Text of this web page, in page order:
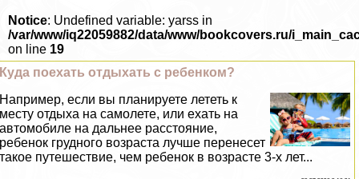
Notice: Undefined variable: yarss in
/var/www/iq22059882/data/www/bookcovers.ru/
on line 19
Куда поехать отдыхать с ребенком?
Например, если вы планируете лететь к
месту отдыха на самолете, или ехать на
автомобиле на дальнее расстояние,
ребенок грудного возраста лучше перенесет
такое путешествие, чем ребенок в возрасте 3-х лет...